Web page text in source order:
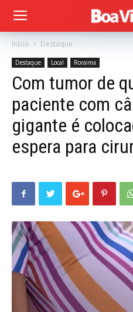
Início Destaque
Destaque Local Roraima
Com tumor de
paciente com
gigante é
espera para